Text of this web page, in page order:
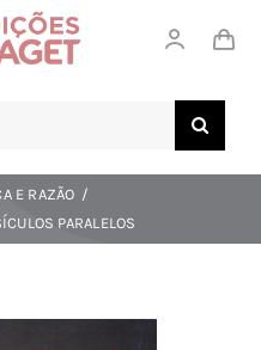
E RAZÃO
PARALELOS